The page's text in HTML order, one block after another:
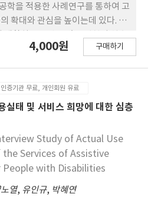
학을 적용한 사례연구를 통하여 고
확대와 관심을 높이는데 있다. 본
(SMA type II)인 중증장애인에게
받지 못하면 스스로 전혀 할 수 없
조공학기기의 적용으로 확대되면
통 및 일상생활활동의 자신감이
에 전적으로 보호자에게 의존해야
공학의 사용으로 여러 가지 활동을
다. 이러한 결과로 고급보조공학의
중증장애인에게도 삶의 질을 높
4,000원 구매하기
증기관 무료, 개인회원 유료
실태 및 서비스 희망에 대한 심층
Study of Actual Use
the Services of Assistive
with Disabilities
노열, 유인규, 박혜연